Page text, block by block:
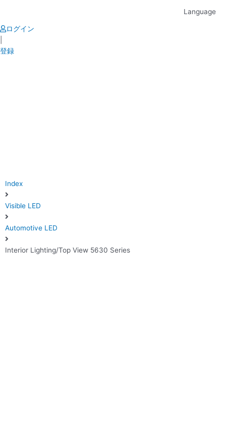
content
Language
ログイン
登録
Index
Visible LED
Automotive LED
Interior Lighting/Top View 5630 Series